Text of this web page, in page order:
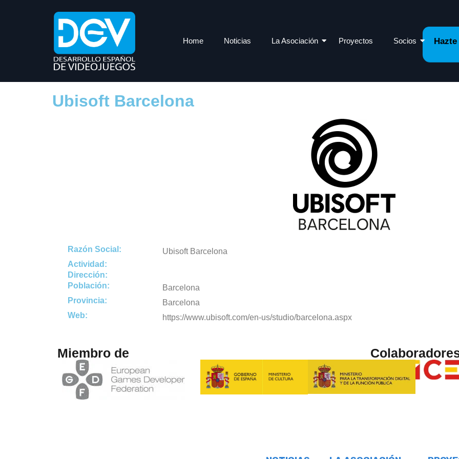
Home Noticias La Asociación Proyectos Socios
Ubisoft Barcelona
Razón Social:
Ubisoft Barcelona
Actividad:
Dirección:
Población:
Barcelona
Provincia:
Barcelona
Web:
https://www.ubisoft.com/en-us/studio/barcelona.aspx
Miembro de